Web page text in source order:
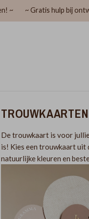
~ ~ Gratis hulp bij
TROUWKAARTEN
De trouwkaart is voor
is! Kies een trouwkaart uit
natuurlijke kleuren en